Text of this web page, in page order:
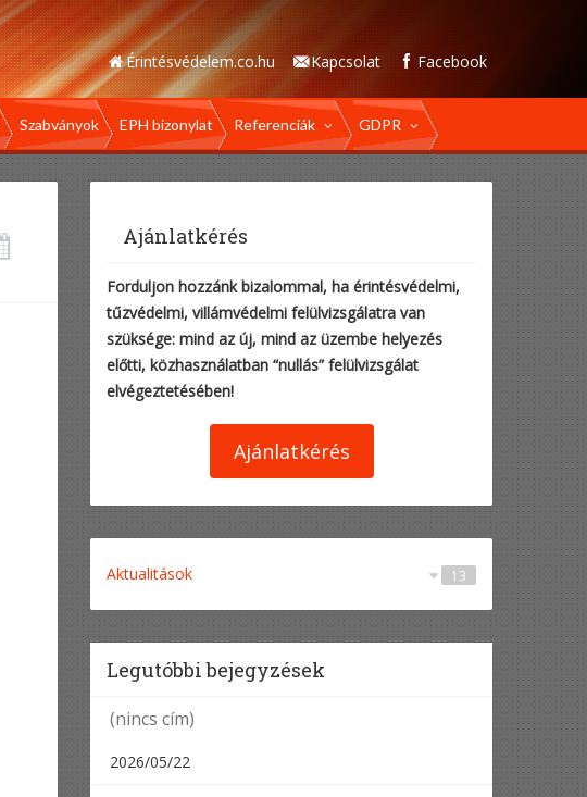
Érintésvédelem.co.hu Kapcsolat Facebook
Szabványok EPH bizonylat Referenciák GDPR
Ajánlatkérés
Forduljon hozzánk bizalommal, ha érintésvédelmi,
tűzvédelmi, villámvédelmi felülvizsgálatra van
szüksége: mind az új, mind az üzembe helyezés
előtti, közhasználatban “nullás” felülvizsgálat
elvégeztetésében!
Ajánlatkérés
Aktualitások 13
Egyéb 1
Érintésvédelem 8
Tűzvédelem 3
Villámvédelem 1
Legutóbbi bejegyzések
(nincs cím)
2026/05/22